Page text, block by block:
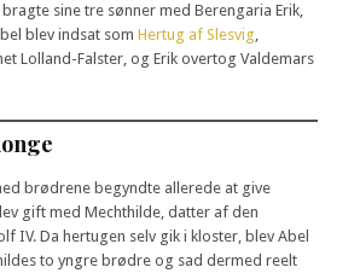
sine tre sønner med Berengaria Erik,
blev indsat som Hertug af Slesvig,
Lolland-Falster, og Erik overtog Valdemars
brødrene begyndte allerede at give
gift med Mechthilde, datter af den
IV. Da hertugen selv gik i kloster, blev Abel
to yngre brødre og sad dermed reelt